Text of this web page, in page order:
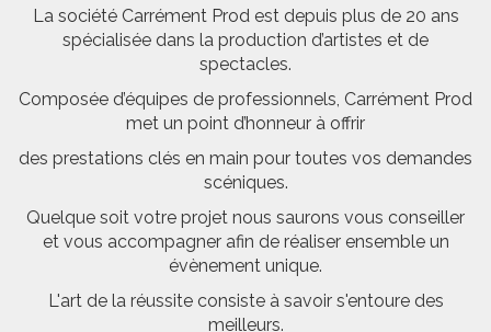
La société Carrément Prod est depuis plus de 20 ans
spécialisée dans la production d’artistes et de
spectacles.
Composée d’équipes de professionnels, Carrément Prod
met un point d’honneur à offrir
des prestations clés en main pour toutes vos demandes
scéniques.
Quelque soit votre projet nous saurons vous conseiller
et vous accompagner afin de réaliser ensemble un
évènement unique.
L'art de la réussite consiste à savoir s'entoure des
meilleurs.